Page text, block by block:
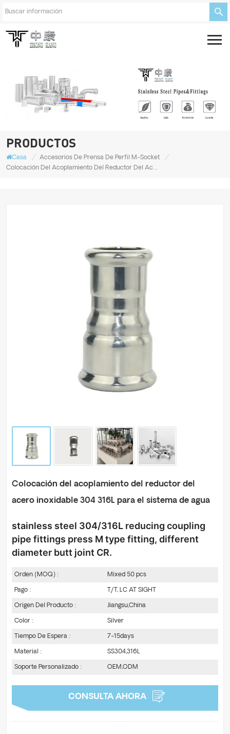
PRODUCTOS
Casa / Accesorios De Prensa De Perfil M-Socket
/
Colocación Del Acoplamiento Del Reductor Del Acero Inoxidable 304 316L Para El Sistema De Agua
Colocación del acoplamiento del reductor del
acero inoxidable 304 316L para el sistema de agua
stainless steel 304/316L reducing coupling
pipe fittings press M type fitting, different
diameter butt joint CR.
Orden (MOQ) :
Mixed 50 pcs
Pago :
T/T, LC AT SIGHT
Origen Del Producto :
Jiangsu,China
Color :
Silver
Tiempo De Espera :
7-15days
Material :
SS304,316L
Soporte Personalizado :
OEM,ODM
CONSULTA AHORA